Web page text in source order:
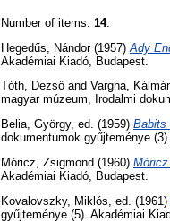
Number of items: 14.
Hegedűs, Nándor(1957) Ady
Akadémiai Kiadó, Budapest.
Tóth, Dezső and Vargha,
magyar múzeum, Irodalmi
Belia, György, ed. (1959) Babits
dokumentumok gyűjteménye
Móricz, Zsigmond (1960) Móricz
Akadémiai Kiadó, Budapest.
Kovalovszky, Miklós , ed. (1961)
gyűjteménye (5). Akadémiai